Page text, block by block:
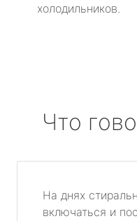
холодильников.
Что
На днях
включаться и